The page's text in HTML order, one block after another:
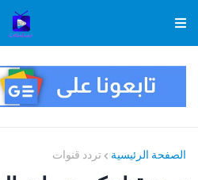
الصفحة الرئيسية تردد قنوات